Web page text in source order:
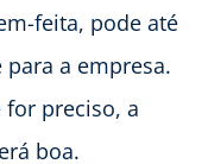
feita, pode até
a empresa.
for preciso, a
boa.